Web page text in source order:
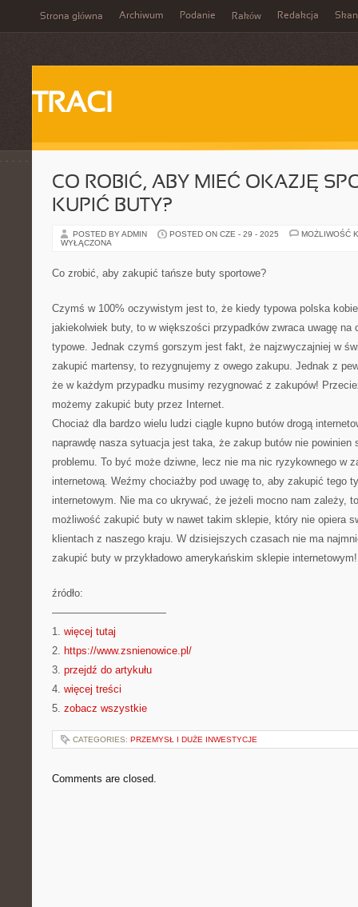
Strona główna Archiwum Podanie Raków Redakcja
TRACI
CO ROBIĆ, ABY MIEĆ OKAZJĘ
KUPIĆ BUTY?
POSTED BY ADMIN POSTED ON CZE - 29 - 2025
MOŻLIWOŚĆ
WYŁĄCZONA
Co zrobić, aby zakupić tańsze buty sportowe?
Czymś w 100% oczywistym jest to, że kiedy typowa polska
jakiekolwiek buty, to w większości przypadków zwraca uwagę na
typowe. Jednak czymś gorszym jest fakt, że najzwyczajniej w
zakupić martensy, to rezygnujemy z owego zakupu. Jednak z
że w każdym przypadku musimy rezygnować z zakupów!
możemy zakupić buty przez Internet.
Chociaż dla bardzo wielu ludzi ciągle kupno butów drogą
naprawdę nasza sytuacja jest taka, że zakup butów nie powinien
problemu. To być może dziwne, lecz nie ma nic ryzykownego w
internetową. Weźmy chociażby pod uwagę to, aby zakupić tego
internetowym. Nie ma co ukrywać, że jeżeli mocno nam zależy,
możliwość zakupić buty w nawet takim sklepie, który nie opiera
klientach z naszego kraju. W dzisiejszych czasach nie ma
zakupić buty w przykładowo amerykańskim sklepie internetowym!
źródło:
———————————
1. więcej tutaj
2. https://www.zsnienowice.pl/
3. przejdź do artykułu
4. więcej treści
5. zobacz wszystkie
CATEGORIES: PRZEMYSŁ I DUŻE INWESTYCJE
Comments are closed.